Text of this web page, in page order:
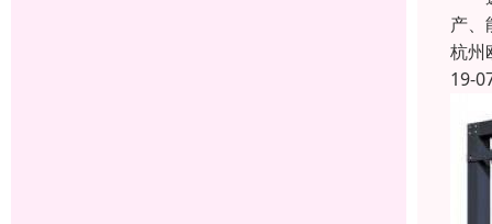
产、
杭州
19-